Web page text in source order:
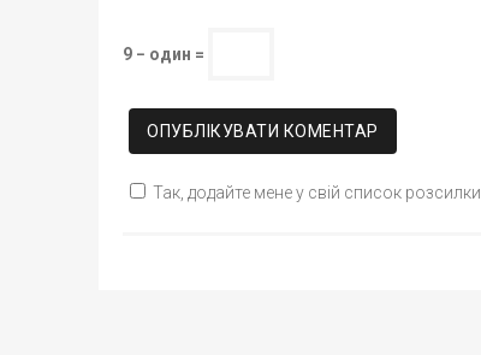
9 − один =
Так, додайте мене у свій список розсилки.